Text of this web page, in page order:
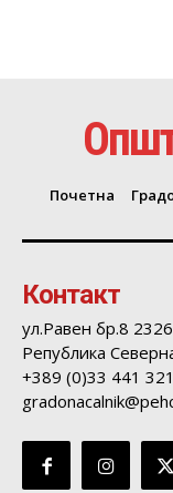
Почетна
Контакт
ул.Равен бр.8
Република
+389 (0)33 441 321